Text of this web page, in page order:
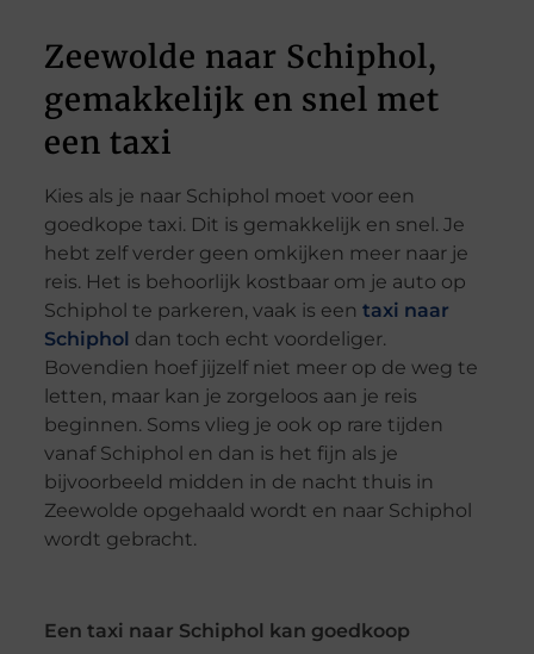
Zeewolde naar Schiphol,
gemakkelijk en snel met
een taxi
Kies als je naar Schiphol moet voor een
goedkope taxi. Dit is gemakkelijk en snel. Je
hebt zelf verder geen omkijken meer naar je
reis. Het is behoorlijk kostbaar om je auto op
Schiphol te parkeren, vaak is een taxi naar
Schiphol dan toch echt voordeliger.
Bovendien hoef jijzelf niet meer op de weg te
letten, maar kan je zorgeloos aan je reis
beginnen. Soms vlieg je ook op rare tijden
vanaf Schiphol en dan is het fijn als je
bijvoorbeeld midden in de nacht thuis in
Zeewolde opgehaald wordt en naar Schiphol
wordt gebracht.
Een taxi naar Schiphol kan goedkoop